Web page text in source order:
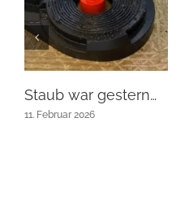
Staub war gestern…
11. Februar 2026